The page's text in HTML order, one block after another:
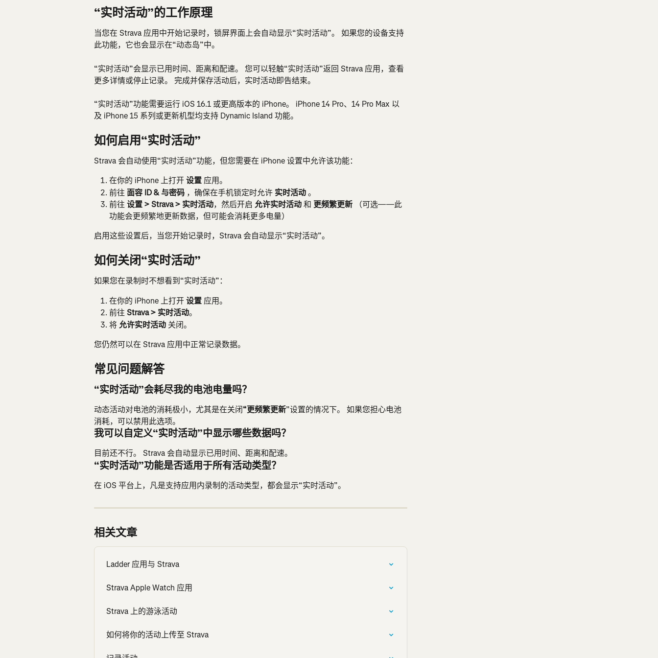
“实时活动”的工作原理
当您在 Strava 应用中开始记录时，锁屏界面上会自动显示“实时活动”。 如果您的设备支持
此功能，它也会显示在“动态岛”中。
“实时活动”会显示已用时间、距离和配速。 您可以轻触“实时活动”返回 Strava 应用，查看
更多详情或停止记录。 完成并保存活动后，实时活动即告结束。
“实时活动”功能需要运行 iOS 16.1 或更高版本的 iPhone。 iPhone 14 Pro、14 Pro Max 以
及 iPhone 15 系列或更新机型均支持 Dynamic Island 功能。
如何启用“实时活动”
Strava 会自动使用“实时活动”功能，但您需要在 iPhone 设置中允许该功能：
在你的 iPhone 上打开 设置 应用。
前往 面容 ID & 与密码 ，确保在手机锁定时允许 实时活动 。
前往 设置 > Strava > 实时活动，然后开启 允许实时活动 和 更频繁更新 （可选——此
功能会更频繁地更新数据，但可能会消耗更多电量）
启用这些设置后，当您开始记录时，Strava 会自动显示“实时活动”。
如何关闭“实时活动”
如果您在录制时不想看到“实时活动”：
在你的 iPhone 上打开 设置 应用。
前往 Strava > 实时活动。
将 允许实时活动 关闭。
您仍然可以在 Strava 应用中正常记录数据。
常见问题解答
“实时活动”会耗尽我的电池电量吗？
动态活动对电池的消耗极小，尤其是在关闭“更频繁更新”设置的情况下。 如果您担心电池
消耗，可以禁用此选项。
我可以自定义“实时活动”中显示哪些数据吗？
目前还不行。 Strava 会自动显示已用时间、距离和配速。
“实时活动”功能是否适用于所有活动类型？
在 iOS 平台上，凡是支持应用内录制的活动类型，都会显示“实时活动”。
相关文章
Ladder 应用与 Strava
Strava Apple Watch 应用
Strava 上的游泳活动
如何将你的活动上传至 Strava